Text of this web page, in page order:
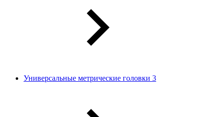
Универсальные метрические головки 3